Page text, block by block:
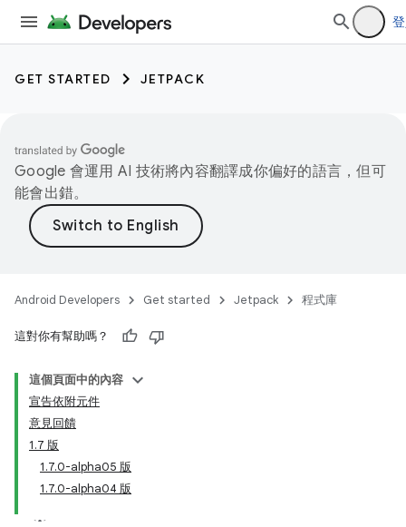
GET STARTED JETPACK
Google 會運用 AI 技術將內容翻譯成你偏好的語言，但可
能會出錯。
Android Developers Get started Jetpack 程式庫
這對你有幫助嗎？
這個頁面中的內容
宣告依附元件
意見回饋
1.7 版
1.7.0-alpha05 版
1.7.0-alpha04 版